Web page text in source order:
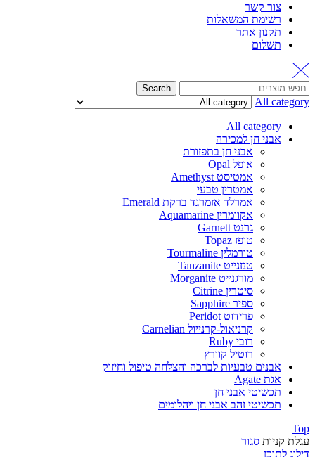
צור קשר
רשימת המשאלות
תקנון אתר
תשלום
Search
All category
All category
אבני חן למכירה
אבני חן בתפזורת
אופל Opal
אמטיסט Amethyst
אמטרין טבעי
אמרלד אזמרגד ברקת Emerald
אקוומרין Aquamarine
גרנט Garnett
טופז Topaz
טורמלין Tourmaline
טנזנייט Tanzanite
מורגנייט Morganite
סיטרין Citrine
ספיר Sapphire
פרידוט Peridot
קרניאול-קרנייול Carnelian
רובי Ruby
רוטיל קוורץ
אבנים טבעיות לברכה והצלחה טיפול וחיזוק
אגת Agate
תכשיטי אבני חן
תכשיטי זהב אבני חן ויהלומים
Top
עגלת קניות סגור
דילוג לתוכן